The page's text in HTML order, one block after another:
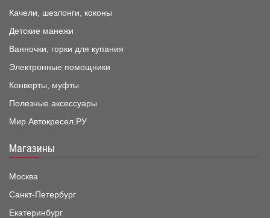
Качели, шезлонги, коконы
Детские манежи
Ванночки, горки для купания
Электронные помощники
Конверты, муфты
Полезные аксессуары
Мир Автокресел.РУ
Магазины
Москва
Санкт-Петербург
Екатеринбург